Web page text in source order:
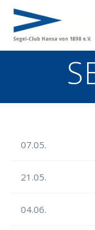
07.05.
21.05.
04.06.